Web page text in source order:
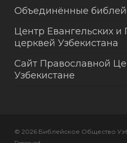
Объединённые
Центр Евангельских и
церквей Узбекистана
Сайт Православной
Узбекистане
© 2026 Библейское Общество